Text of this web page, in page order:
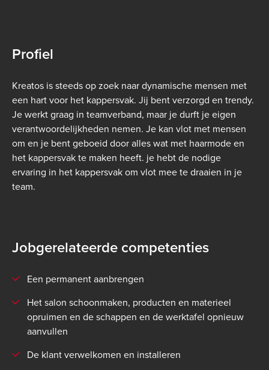
Profiel
Kreatos is steeds op zoek naar dynamische mensen met
een hart voor het kappersvak. Jij bent verzorgd en trendy.
Je werkt graag in teamverband, maar je durft je eigen
verantwoordelijkheden nemen. Je kan vlot met mensen
om en je bent geboeid door alles wat met haarmode en
het kappersvak te maken heeft. je hebt de nodige
ervaring in het kappersvak om vlot mee te draaien in je
team.
Jobgerelateerde competenties
Een permanent aanbrengen
Het salon schoonmaken, producten en materieel
opruimen en de schappen en de werktafel opnieuw
aanvullen
De klant verwelkomen en installeren